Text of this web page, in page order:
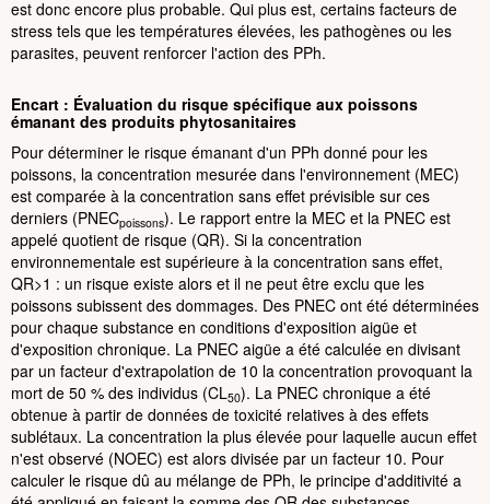
est donc encore plus probable. Qui plus est, certains facteurs de
stress tels que les températures élevées, les pathogènes ou les
parasites, peuvent renforcer l'action des PPh.
Encart : Évaluation du risque spécifique aux poissons
émanant des produits phytosanitaires
Pour déterminer le risque émanant d'un PPh donné pour les
poissons, la concentration mesurée dans l'environnement (MEC)
est comparée à la concentration sans effet prévisible sur ces
derniers (PNECpoissons). Le rapport entre la MEC et la PNEC est
appelé quotient de risque (QR). Si la concentration
environnementale est supérieure à la concentration sans effet,
QR>1 : un risque existe alors et il ne peut être exclu que les
poissons subissent des dommages. Des PNEC ont été déterminées
pour chaque substance en conditions d'exposition aigüe et
d'exposition chronique. La PNEC aigüe a été calculée en divisant
par un facteur d'extrapolation de 10 la concentration provoquant la
mort de 50 % des individus (CL50). La PNEC chronique a été
obtenue à partir de données de toxicité relatives à des effets
sublétaux. La concentration la plus élevée pour laquelle aucun effet
n'est observé (NOEC) est alors divisée par un facteur 10. Pour
calculer le risque dû au mélange de PPh, le principe d'additivité a